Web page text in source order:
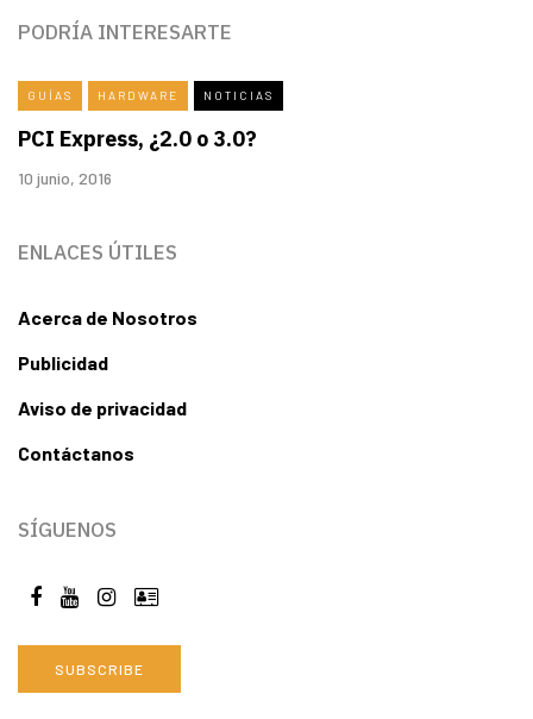
PODRÍA INTERESARTE
GUÍAS HARDWARE NOTICIAS
PCI Express, ¿2.0 o 3.0?
10 junio, 2016
ENLACES ÚTILES
Acerca de Nosotros
Publicidad
Aviso de privacidad
Contáctanos
SÍGUENOS
SUBSCRIBE